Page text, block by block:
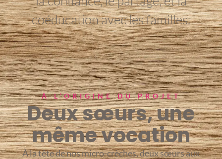
coéducation avec les familles.
À L’ORIGINE DU PROJET
Deux sœurs, une
même vocation
À la tête de nos micro-crèches, deux sœurs aux